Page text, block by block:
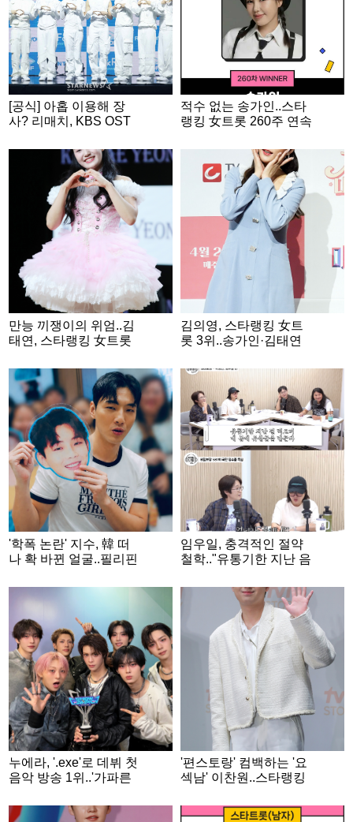
[공식] 아홉 이용해 장
사? 리매치, KBS OST
적수 없는 송가인..스타
랭킹 女트롯 260주 연속
만능 끼쟁이의 위엄..김
태연, 스타랭킹 女트롯
김의영, 스타랭킹 女트
롯 3위..송가인·김태연
'학폭 논란' 지수, 韓 떠
나 확 바뀐 얼굴..필리핀
슈]
임우일, 충격적인 절약
철학.."유통기한 지난 음
('비밀보장')
누에라, '.exe'로 데뷔 첫
음악 방송 1위..'가파른
'편스토랑' 컴백하는 '요
섹남' 이찬원..스타랭킹